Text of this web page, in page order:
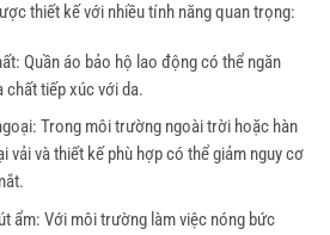
thiết kế với nhiều tính năng quan trọng:
Quần áo bảo hộ lao động có thể ngăn
chất tiếp xúc với da.
Trong môi trường ngoài trời hoặc hàn
vải và thiết kế phù hợp có thể giảm nguy cơ
ẩm: Với môi trường làm việc nóng bức